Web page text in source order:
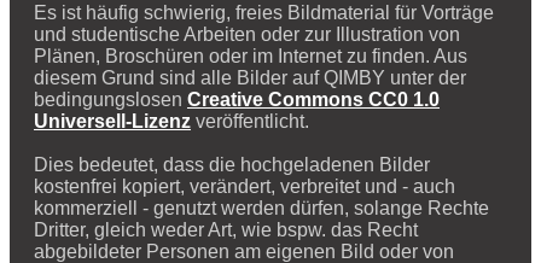
Es ist häufig schwierig, freies Bildmaterial für Vorträge
und studentische Arbeiten oder zur Illustration von
Plänen, Broschüren oder im Internet zu finden. Aus
diesem Grund sind alle Bilder auf QIMBY unter der
bedingungslosen Creative Commons CC0 1.0
Universell-Lizenz veröffentlicht.
Dies bedeutet, dass die hochgeladenen Bilder
kostenfrei kopiert, verändert, verbreitet und - auch
kommerziell - genutzt werden dürfen, solange Rechte
Dritter, gleich weder Art, wie bspw. das Recht
abgebildeter Personen am eigenen Bild oder von